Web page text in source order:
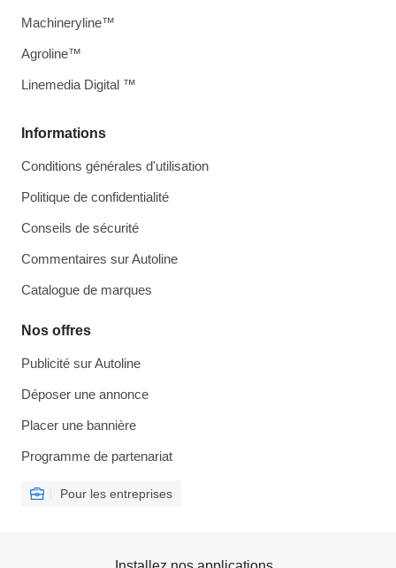
Informations
Conditions générales d'utilisation
Politique de confidentialité
Conseils de sécurité
Commentaires sur Autoline
Catalogue de marques
Nos offres
Publicité sur Autoline
Déposer une annonce
Placer une bannière
Programme de partenariat
Pour les entreprises
Machineryline™
Agroline™
Linemedia Digital ™